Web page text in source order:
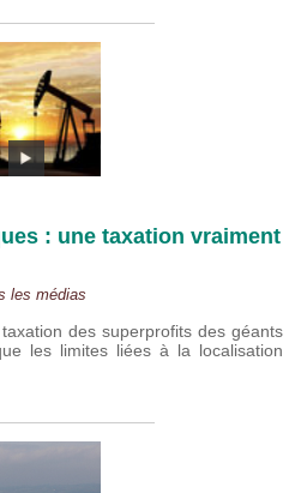
: une taxation vraiment
les médias
des superprofits des géants
les limites liées à la localisation